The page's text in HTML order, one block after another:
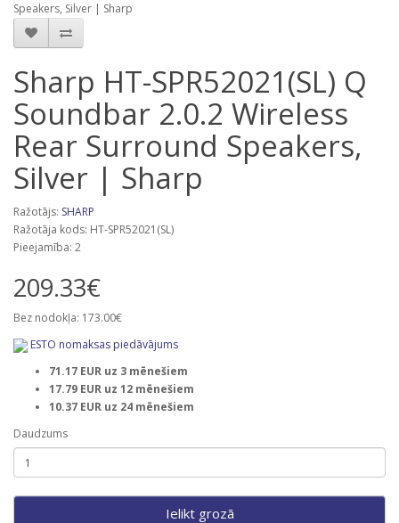
Speakers, Silver | Sharp
Sharp HT-SPR52021(SL) Q
Soundbar 2.0.2 Wireless
Rear Surround Speakers,
Silver | Sharp
Ražotājs: SHARP
Ražotāja kods: HT-SPR52021(SL)
Pieejamība: 2
209.33€
Bez nodokļa: 173.00€
ESTO nomaksas piedāvājums
71.17 EUR uz 3 mēnešiem
17.79 EUR uz 12 mēnešiem
10.37 EUR uz 24 mēnešiem
Daudzums
Ielikt grozā